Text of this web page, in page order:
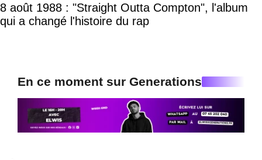
8 août 1988 : "Straight Outta Compton", l'album
qui a changé l'histoire du rap
En ce moment sur Generations